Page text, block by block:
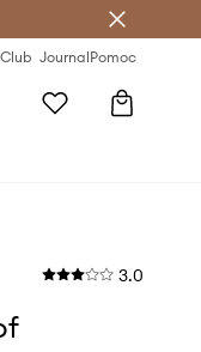
JournalPomoc
3.0